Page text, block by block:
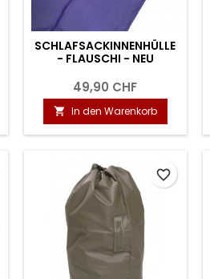
SCHLAFSACKINNENHÜLLE
- FLAUSCHI - NEU
49,90 CHF
 In den Warenkorb
favorite_border